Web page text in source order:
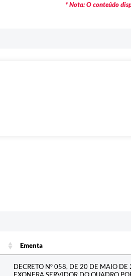
* Nota: O conteúdo
Ementa
DECRETO Nº 058, DE 20 DE MAIO
EXONERA SERVIDOR DO QUADRO